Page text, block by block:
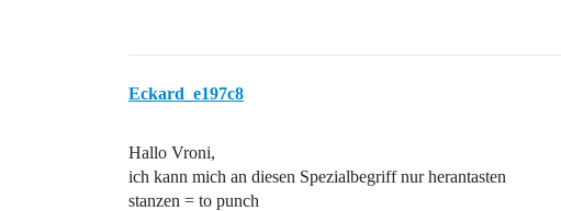
Eckard_e197c8
Hallo Vroni,
ich kann mich an diesen Spezialbegriff nur herantasten
stanzen = to punch